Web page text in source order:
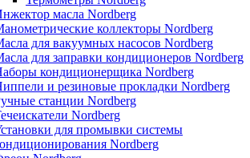
масла Nordberg
коллекторы Nordberg
для вакуумных насосов Nordberg
для заправки кондиционеров Nordberg
кондиционерщика Nordberg
и резиновые прокладки Nordberg
станции Nordberg
Nordberg
для промывки системы
Nordberg